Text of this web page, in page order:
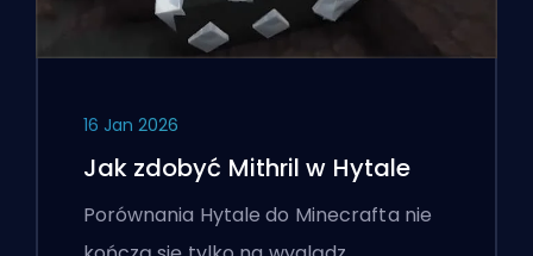
16 Jan 2026
Jak zdobyć Mithril w Hytale
Porównania Hytale do Minecrafta nie